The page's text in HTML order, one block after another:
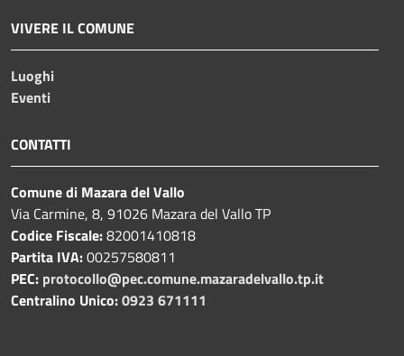
VIVERE IL COMUNE
Luoghi
Eventi
CONTATTI
Comune di Mazara del Vallo
Via Carmine, 8, 91026 Mazara del Vallo TP
Codice Fiscale:82001410818
Partita IVA:00257580811
PEC: protocollo@pec.comune.mazaradelvallo.tp.it
Centralino Unico:0923 671111